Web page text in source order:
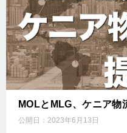
MOLとMLG、ケニア物
公開日： 2023年6月13日